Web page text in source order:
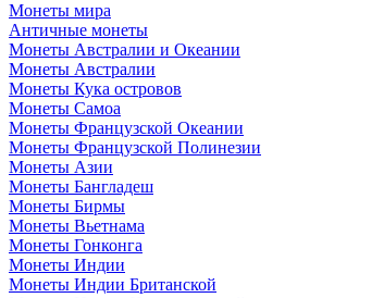
Монеты мира
Античные монеты
Монеты Австралии и Океании
Монеты Австралии
Монеты Кука островов
Монеты Самоа
Монеты Французской Океании
Монеты Французской Полинезии
Монеты Азии
Монеты Бангладеш
Монеты Бирмы
Монеты Вьетнама
Монеты Гонконга
Монеты Индии
Монеты Индии Британской